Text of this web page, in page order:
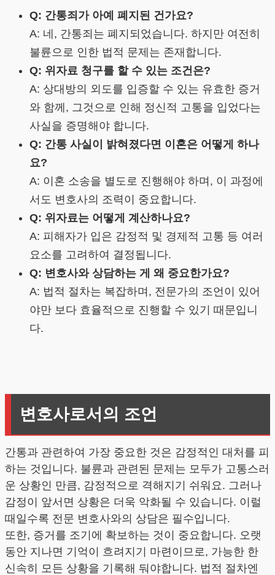
Q: 간통죄가 아예 폐지된 건가요?
A: 네, 간통죄는 폐지되었습니다. 하지만 여전히
불륜으로 인한 법적 문제는 존재합니다.
Q: 위자료 청구를 할 수 있는 조건은?
A: 상대방의 외도를 입증할 수 있는 유효한 증거
와 함께, 그것으로 인해 정신적 고통을 입었다는
사실을 증명해야 합니다.
Q: 간통 사실이 밝혀졌다면 이혼은 어떻게 하나
요?
A: 이혼 소송을 별도로 진행해야 하며, 이 과정에
서도 변호사의 조력이 중요합니다.
Q: 위자료는 어떻게 계산하나요?
A: 피해자가 입은 감정적 및 경제적 고통 등 여러
요소를 고려하여 결정됩니다.
Q: 변호사와 상담하는 게 왜 중요한가요?
A: 법적 절차는 복잡하며, 전문가의 조언이 있어
야만 보다 효율적으로 진행할 수 있기 때문입니
다.
변호사로서의 조언
간통과 관련하여 가장 중요한 것은 감정적인 대처를 피
하는 것입니다. 불륜과 관련된 문제는 모두가 고통스러
운 상황인 만큼, 감정적으로 격해지기 쉬워요. 그러나
감정이 앞서면 상황은 더욱 악화될 수 있습니다. 이럴
때일수록 전문 변호사와의 상담은 필수입니다.
또한, 증거를 조기에 확보하는 것이 중요합니다. 오랫
동안 지나면 기억이 흐려지기 마련이므로, 가능한 한
신속히 모든 상황을 기록해 둬야합니다. 법적 절차엔